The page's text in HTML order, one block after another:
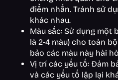
điểm nhấn. Tránh sử
khác nhau.
Màu sắc: Sử dụng một
là 2-4 màu) cho toàn
bảo các màu này hài
Vị trí các yếu tố: Đảm
và các yếu tố lặp lại